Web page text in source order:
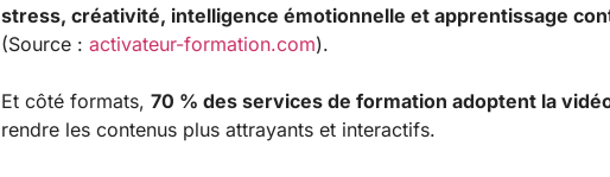
stress, créativité, intelligence émotionnelle et apprentissage
(Source : activateur-formation.com).
Et côté formats, 70 % des services de formation adoptent la
rendre les contenus plus attrayants et interactifs.